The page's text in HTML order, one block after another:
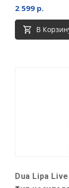
2 599 р.
В
Dua Lipa